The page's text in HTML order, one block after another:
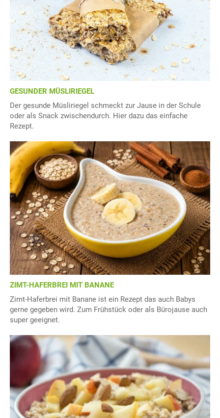
GESUNDER MÜSLIRIEGEL
Der gesunde Müsliriegel schmeckt zur Jause in der Schule
oder als Snack zwischendurch. Hier dazu das einfache
Rezept.
ZIMT-HAFERBREI MIT BANANE
Zimt-Haferbrei mit Banane ist ein Rezept das auch Babys
gerne gegeben wird. Zum Frühstück oder als Bürojause auch
super geeignet.